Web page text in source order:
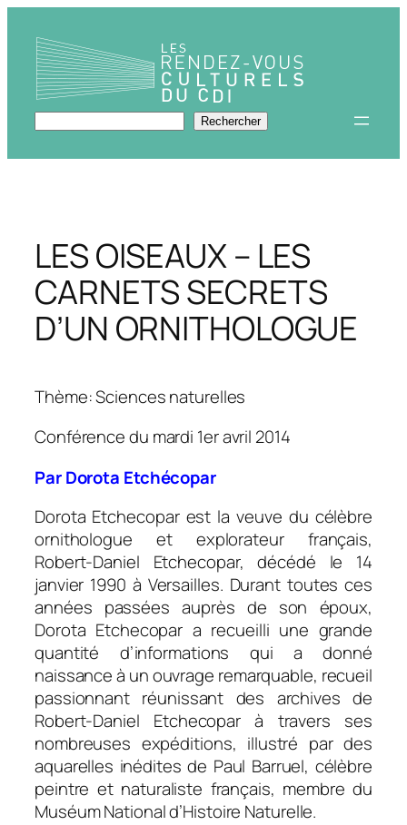
contenu
Rechercher Rechercher
LES OISEAUX – LES
CARNETS SECRETS
D’UN ORNITHOLOGUE
Thème: Sciences naturelles
Conférence du mardi 1er avril 2014
Par Dorota Etchécopar
Dorota Etchecopar est la veuve du célèbre
ornithologue et explorateur français,
Robert-Daniel Etchecopar, décédé le 14
janvier 1990 à Versailles. Durant toutes ces
années passées auprès de son époux,
Dorota Etchecopar a recueilli une grande
quantité d’informations qui a donné
naissance à un ouvrage remarquable, recueil
passionnant réunissant des archives de
Robert-Daniel Etchecopar à travers ses
nombreuses expéditions, illustré par des
aquarelles inédites de Paul Barruel, célèbre
peintre et naturaliste français, membre du
Muséum National d’Histoire Naturelle.